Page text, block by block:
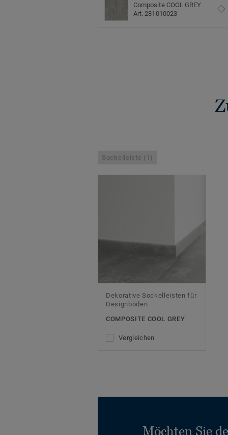
Composite COOL GREY
Art. 281010023
Sockelleiste (1)
Dekorative Sockelleisten für
Designböden
COMPOSITE COOL GREY
Vergleichen
Möchten Sie